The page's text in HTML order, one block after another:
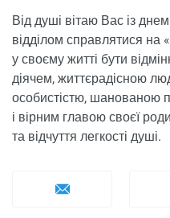
Від душі вітаю Вас із
відділом справлятися на
у своєму житті бути
діячем, життєрадісною
особистістю, шанованою
і вірним главою своєї
та відчуття легкості душі.